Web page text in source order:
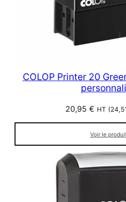
COLOP Printer 20
20,95 € HT (
Voir le